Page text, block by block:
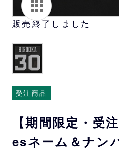
販売終了しました
受注商品
【期間限定・受
esネーム＆ナン